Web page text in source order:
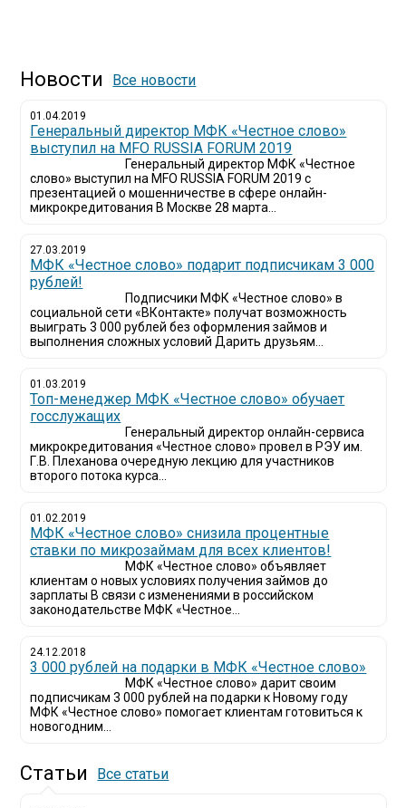
Новости Все новости
01.04.2019
Генеральный директор МФК «Честное слово»
выступил на MFO RUSSIA FORUM 2019
Генеральный директор МФК «Честное
слово» выступил на MFO RUSSIA FORUM 2019 с
презентацией о мошенничестве в сфере онлайн-
микрокредитования В Москве 28 марта...
27.03.2019
МФК «Честное слово» подарит подписчикам 3 000
рублей!
Подписчики МФК «Честное слово» в
социальной сети «ВКонтакте» получат возможность
выиграть 3 000 рублей без оформления займов и
выполнения сложных условий Дарить друзьям...
01.03.2019
Топ-менеджер МФК «Честное слово» обучает
госслужащих
Генеральный директор онлайн-сервиса
микрокредитования «Честное слово» провел в РЭУ им.
Г.В. Плеханова очередную лекцию для участников
второго потока курса...
01.02.2019
МФК «Честное слово» снизила процентные
ставки по микрозаймам для всех клиентов!
МФК «Честное слово» объявляет
клиентам о новых условиях получения займов до
зарплаты В связи с изменениями в российском
законодательстве МФК «Честное...
24.12.2018
3 000 рублей на подарки в МФК «Честное слово»
МФК «Честное слово» дарит своим
подписчикам 3 000 рублей на подарки к Новому году
МФК «Честное слово» помогает клиентам готовиться к
новогодним...
Статьи Все статьи